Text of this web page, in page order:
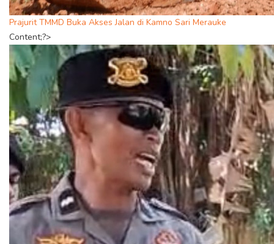
Prajurit TMMD Buka Akses Jalan di Kamno Sari Merauke
Content;?>